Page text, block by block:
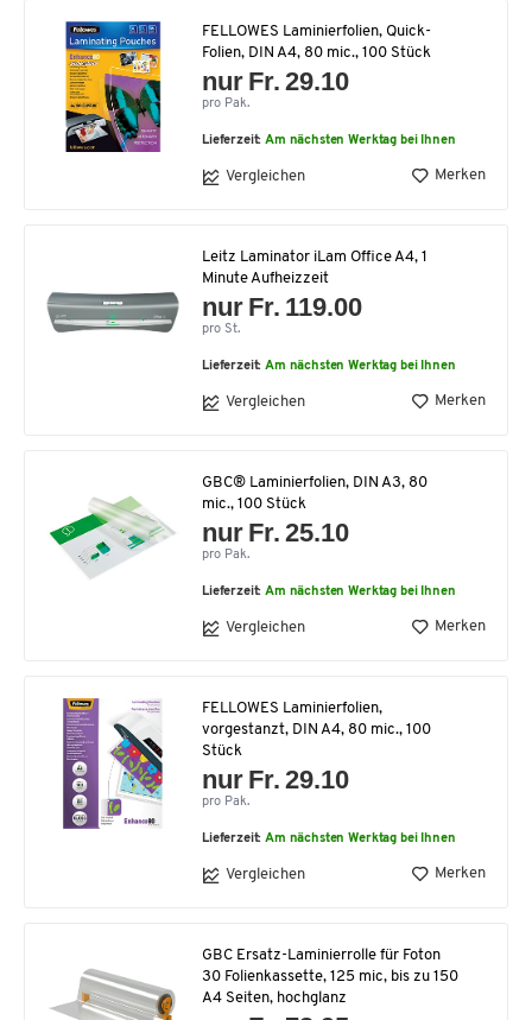
FELLOWES Laminierfolien, Quick-
Folien, DIN A4, 80 mic., 100 Stück
nur Fr. 29.10
pro Pak.
Lieferzeit:Am nächsten Werktag bei Ihnen
Vergleichen Merken
Leitz Laminator iLam Office A4, 1
Minute Aufheizzeit
nur Fr. 119.00
pro St.
Lieferzeit:Am nächsten Werktag bei Ihnen
Vergleichen Merken
GBC® Laminierfolien, DIN A3, 80
mic., 100 Stück
nur Fr. 25.10
pro Pak.
Lieferzeit:Am nächsten Werktag bei Ihnen
Vergleichen Merken
FELLOWES Laminierfolien,
vorgestanzt, DIN A4, 80 mic., 100
Stück
nur Fr. 29.10
pro Pak.
Lieferzeit:Am nächsten Werktag bei Ihnen
Vergleichen Merken
GBC Ersatz-Laminierrolle für Foton
30 Folienkassette, 125 mic, bis zu 150
A4 Seiten, hochglanz